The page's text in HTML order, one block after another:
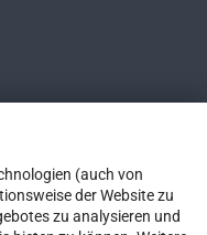
(auch von
der Website zu
zu analysieren und